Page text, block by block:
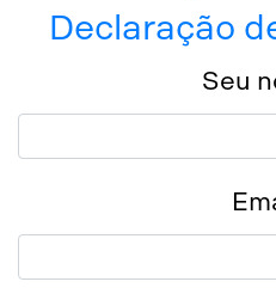
Declaração
Seu